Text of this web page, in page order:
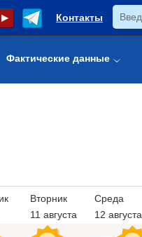
Контакты
Фактические данные
Вторник
11 августа
Среда
12 августа